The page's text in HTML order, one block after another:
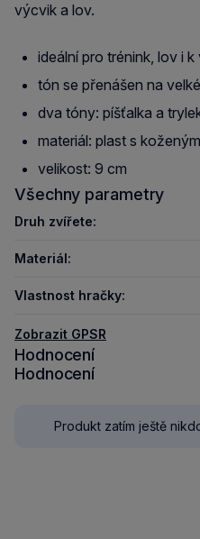
výcvik a lov.
ideální pro trénink, lov i
tón se přenášen na
dva tóny: píšťalka a
materiál: plast s
velikost: 9 cm
Všechny parametry
Druh zvířete:
Materiál:
Vlastnost hračky:
Zobrazit GPSR
Hodnocení
Hodnocení
Produkt zatím ještě